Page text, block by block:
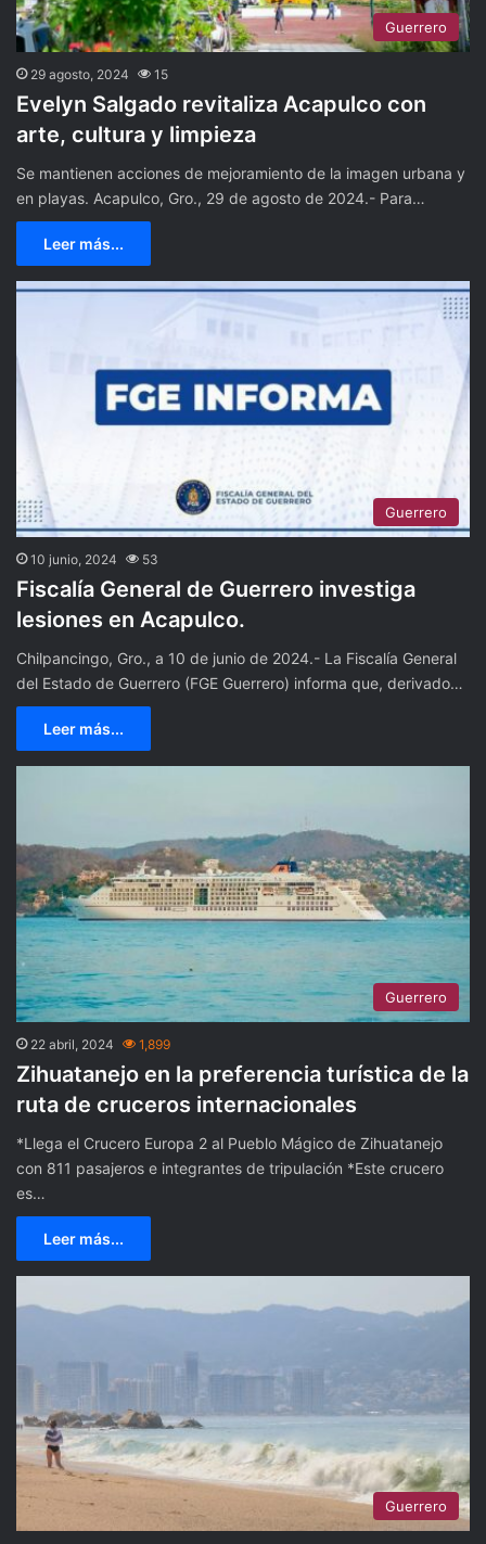
Guerrero
29 agosto, 2024 15
Evelyn Salgado revitaliza Acapulco con
arte, cultura y limpieza
Se mantienen acciones de mejoramiento de la imagen urbana y
en playas. Acapulco, Gro., 29 de agosto de 2024.- Para…
Leer más...
Guerrero
10 junio, 2024 53
Fiscalía General de Guerrero investiga
lesiones en Acapulco.
Chilpancingo, Gro., a 10 de junio de 2024.- La Fiscalía General
del Estado de Guerrero (FGE Guerrero) informa que, derivado…
Leer más...
Guerrero
22 abril, 2024 1,899
Zihuatanejo en la preferencia turística de la
ruta de cruceros internacionales
*Llega el Crucero Europa 2 al Pueblo Mágico de Zihuatanejo
con 811 pasajeros e integrantes de tripulación *Este crucero
es…
Leer más...
Guerrero